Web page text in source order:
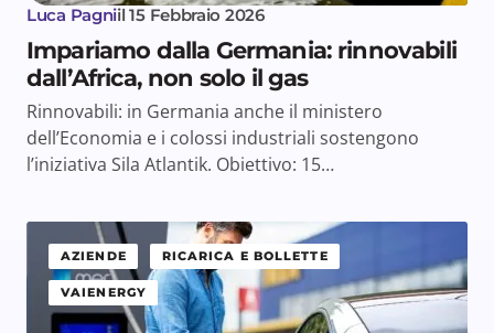
Luca Pagniil 15 Febbraio 2026
Impariamo dalla Germania: rinnovabili
dall’Africa, non solo il gas
Rinnovabili: in Germania anche il ministero
dell’Economia e i colossi industriali sostengono
l’iniziativa Sila Atlantik. Obiettivo: 15…
AZIENDE RICARICA E BOLLETTE
VAIENERGY